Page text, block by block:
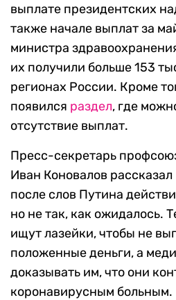
выплате президентских
также начале выплат за
министра
их получили больше 153
регионах России. Кроме
появился раздел, где
отсутствие выплат.
Пресс-секретарь
Иван Коновалов рассказал
после слов Путина
но не так, как ожидалось.
ищут лазейки, чтобы не
положенные деньги, а
доказывать им, что они
коронавирусным больным.